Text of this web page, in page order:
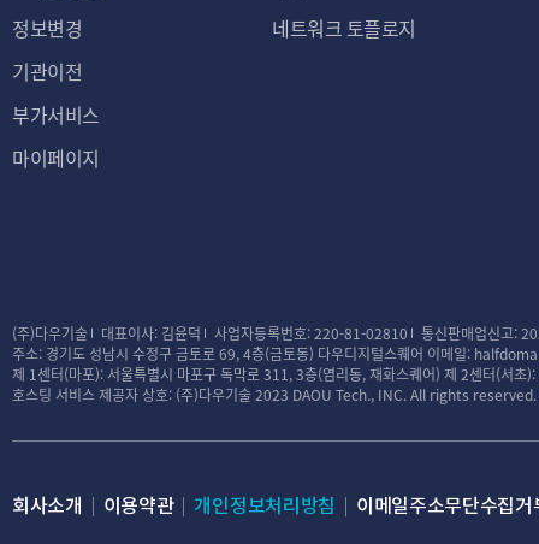
정보변경
기관이전
부가서비스
마이페이지
네트워크 토플로지
(주)다우기술 대표이사: 김윤덕 사업자등록번호: 220-81-02810
통신판매업신고:
주소: 경기도 성남시 수정구 금토로 69, 4층(금토동) 다우디지털스퀘어 이메일:
제 1센터(마포): 서울특별시 마포구 독막로 311, 3층(염리동, 재화스퀘어) 제 2센터(서초
호스팅 서비스 제공자 상호: (주)다우기술2023 DAOU Tech., INC. All rights reserved.
회사소개 이용약관 개인정보처리방침 이메일주소무단수집거